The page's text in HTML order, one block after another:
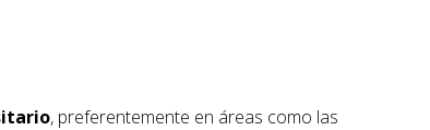
, preferentemente en áreas como las